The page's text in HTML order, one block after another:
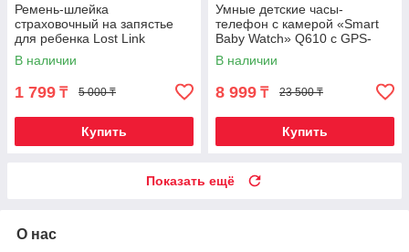
Ремень-шлейка
страховочный на запястье
для ребенка Lost Link
(Голубой / 1,5 метра)
В наличии
1 799 ₸ 5 000 ₸
Купить
Умные детские часы-
телефон с камерой «Smart
Baby Watch» Q610 c GPS-
приемником (Зеленый)
В наличии
8 999 ₸ 23 500 ₸
Купить
Показать ещё
О нас